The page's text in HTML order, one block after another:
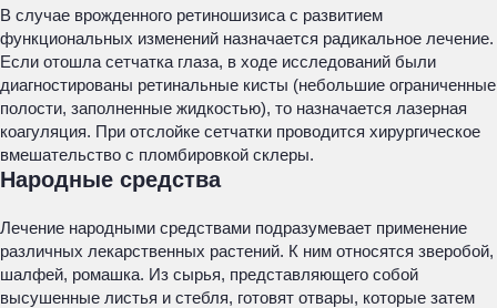
В случае врожденного ретиношизиса с развитием
функциональных изменений назначается радикальное лечение.
Если отошла сетчатка глаза, в ходе исследований были
диагностированы ретинальные кисты (небольшие ограниченные
полости, заполненные жидкостью), то назначается лазерная
коагуляция. При отслойке сетчатки проводится хирургическое
вмешательство с пломбировкой склеры.
Народные средства
Лечение народными средствами подразумевает применение
различных лекарственных растений. К ним относятся зверобой,
шалфей, ромашка. Из сырья, представляющего собой
высушенные листья и стебля, готовят отвары, которые затем